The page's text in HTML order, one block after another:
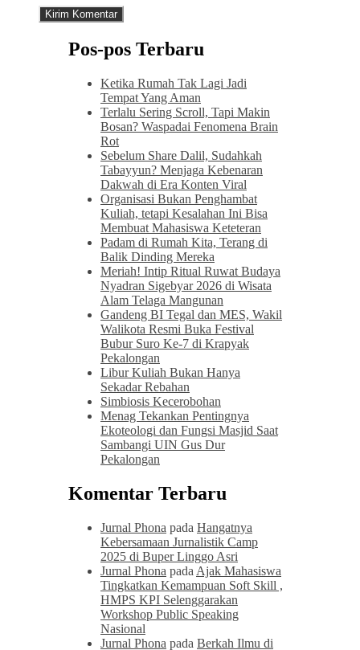
Pos-pos Terbaru
Ketika Rumah Tak Lagi Jadi
Tempat Yang Aman
Terlalu Sering Scroll, Tapi Makin
Bosan? Waspadai Fenomena Brain
Rot
Sebelum Share Dalil, Sudahkah
Tabayyun? Menjaga Kebenaran
Dakwah di Era Konten Viral
Organisasi Bukan Penghambat
Kuliah, tetapi Kesalahan Ini Bisa
Membuat Mahasiswa Keteteran
Padam di Rumah Kita, Terang di
Balik Dinding Mereka
Meriah! Intip Ritual Ruwat Budaya
Nyadran Sigebyar 2026 di Wisata
Alam Telaga Mangunan
Gandeng BI Tegal dan MES, Wakil
Walikota Resmi Buka Festival
Bubur Suro Ke-7 di Krapyak
Pekalongan
Libur Kuliah Bukan Hanya
Sekadar Rebahan
Simbiosis Kecerobohan
Menag Tekankan Pentingnya
Ekoteologi dan Fungsi Masjid Saat
Sambangi UIN Gus Dur
Pekalongan
Komentar Terbaru
Jurnal Phona pada Hangatnya
Kebersamaan Jurnalistik Camp
2025 di Buper Linggo Asri
Jurnal Phona pada Ajak Mahasiswa
Tingkatkan Kemampuan Soft Skill ,
HMPS KPI Selenggarakan
Workshop Public Speaking
Nasional
Jurnal Phona pada Berkah Ilmu di